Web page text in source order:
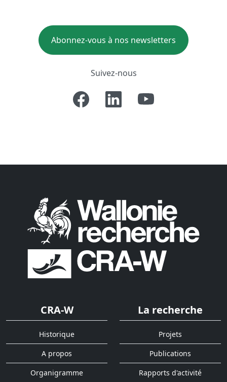
Abonnez-vous à nos newsletters
Suivez-nous
CRA-W
Historique
A propos
Organigramme
La recherche
Projets
Publications
Rapports d'activité